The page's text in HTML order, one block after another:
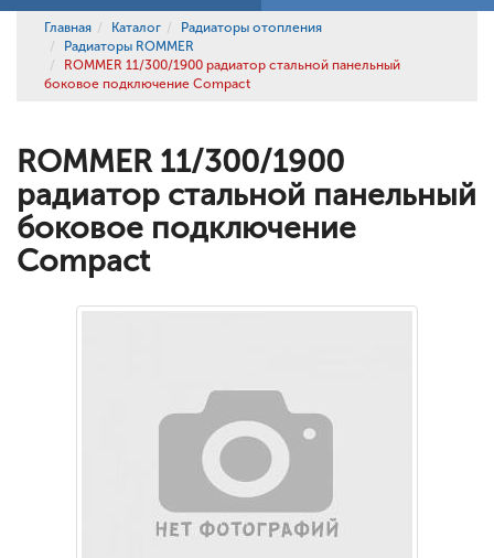
Главная Каталог
Радиаторы отопления
Радиаторы ROMMER
ROMMER 11/300/1900 радиатор стальной панельный
боковое подключение Compact
ROMMER 11/300/1900
радиатор стальной панельный
боковое подключение
Compact